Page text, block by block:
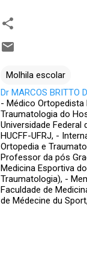
Molhila escolar
Dr MARCOS BRITTO
- Médico Ortopedista
Traumatologia do
Universidade
HUCFF-UFRJ, -
Ortopedia e
Professor da pós
Medicina Esportiva
Traumatologia), -
Faculdade de
de Médecine du